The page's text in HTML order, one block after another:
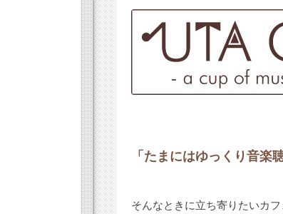
「たまにはゆっくり音楽
そんなときに立ち寄りたいカ